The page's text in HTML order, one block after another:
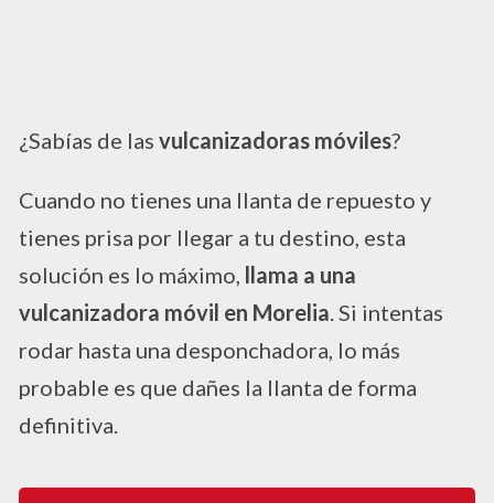
¿Sabías de las vulcanizadoras móviles?
Cuando no tienes una llanta de repuesto y
tienes prisa por llegar a tu destino, esta
solución es lo máximo, llama a una
vulcanizadora móvil en Morelia. Si intentas
rodar hasta una desponchadora, lo más
probable es que dañes la llanta de forma
definitiva.